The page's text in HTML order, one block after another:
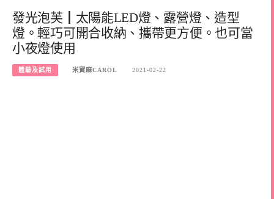
發光泡芙┃太陽能LED燈、露營燈、造型
燈。輕巧可開合收納、攜帶更方便。也可當
小夜燈使用
體驗及試用 米寶麻CAROL 2021-02-22